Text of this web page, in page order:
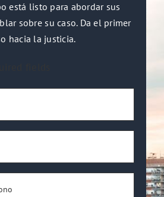
está listo para abordar sus
sobre su caso. Da el primer
hacia la justicia.